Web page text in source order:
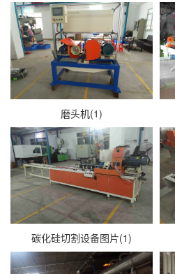
磨头机(1)
碳化硅切割设备图片(1)